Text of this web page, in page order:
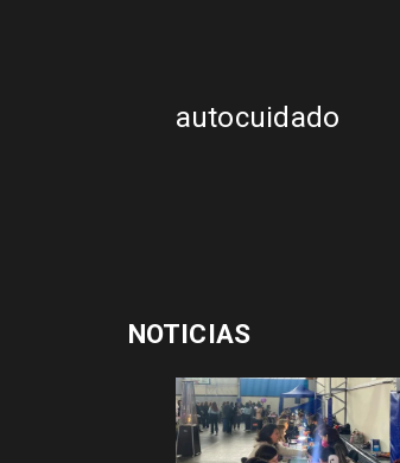
autocuidado
NOTICIAS